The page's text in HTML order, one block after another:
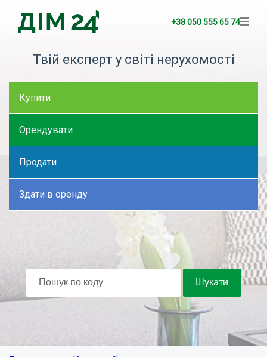
+38 050 555 65 74
Твій експерт у світі нерухомості
Купити
Орендувати
Продати
Здати в оренду